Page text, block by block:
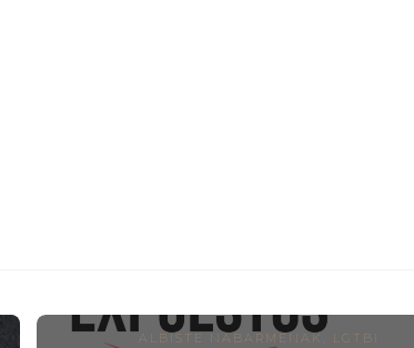
ALBISTE NABARMENAK
LGTBI